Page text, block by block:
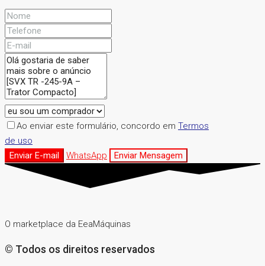
Ao enviar este formulário, concordo em Termos
de uso
Enviar E-mail
WhatsApp Enviar Mensagem
O marketplace da EeaMáquinas
© Todos os direitos reservados